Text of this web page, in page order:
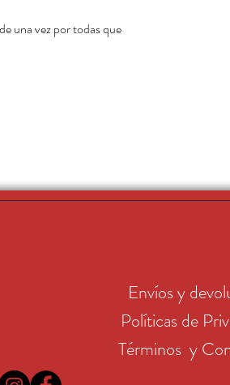
una vez por todas que
Envíos y
Políticas de
Términos y